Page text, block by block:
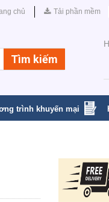
chủ Tải phần mềm
trình khuyến mại